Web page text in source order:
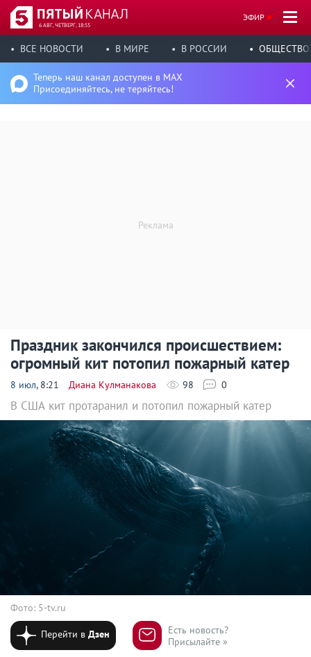
6 АВГ, ЧЕТВЕРГ, 18:55
ЭФИР
ВСЕ НОВОСТИ В МИРЕ В РОССИИ ОБЩЕСТВО
Теперь наш канал доступен в MAX
Присоединяйтесь, не теряйтесь!
Праздник закончился происшествием:
огромный кит потопил пожарный катер
8 июл, 8:21 Диана Кулманакова 98 0
В США кит протаранил и потопил пожарный катер
Фото: 5-tv.ru
Перейти вДзен
Есть новость?
Присылайте »